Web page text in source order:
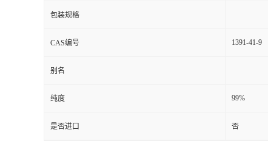
包装规格
CAS编号 1391-41-9
别名
纯度 99%
是否进口 否